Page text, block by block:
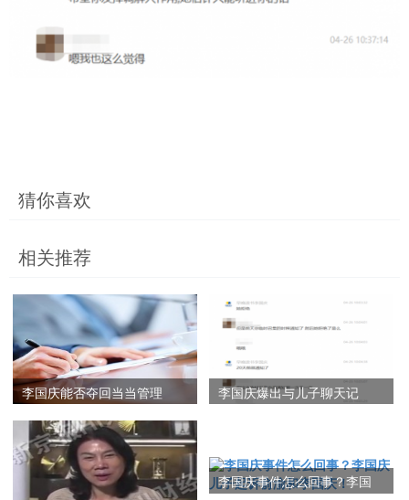
猜你喜欢
相关推荐
李国庆能否夺回当当管理
份？专家怎么说？
李国庆爆出与儿子聊天记
李国庆事件怎么回事？李国